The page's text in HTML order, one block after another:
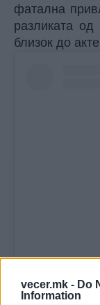
vecer.mk - Do
Information
фатална
разликата
близок до
View this post